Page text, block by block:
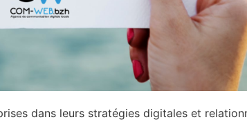
dans leurs stratégies digitales et